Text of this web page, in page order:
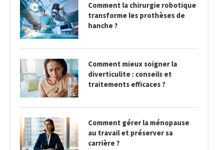
Comment la chirurgie robotique
transforme les prothèses de
hanche ?
Comment mieux soigner la
diverticulite : conseils et
traitements efficaces ?
Comment gérer la ménopause
au travail et préserver sa
carrière ?